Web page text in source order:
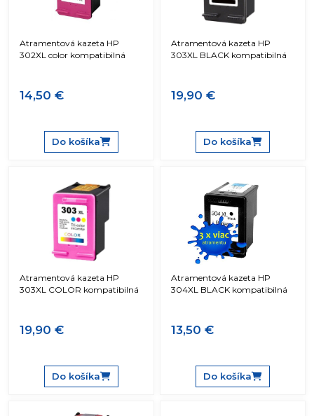
Atramentová kazeta HP
302XL color kompatibilná
14,50 €
Do košíka
Atramentová kazeta HP
303XL BLACK kompatibilná
19,90 €
Do košíka
Atramentová kazeta HP
303XL COLOR kompatibilná
19,90 €
Do košíka
Atramentová kazeta HP
304XL BLACK kompatibilná
13,50 €
Do košíka